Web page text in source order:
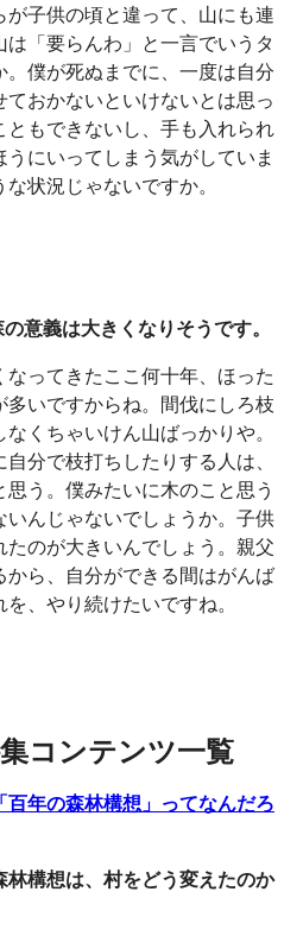
子供の頃と違って、山にも連
「要らんわ」と一言でいうタ
。僕が死ぬまでに、一度は自分
おかないといけないとは思っ
ともできないし、手も入れられ
にいってしまう気がしていま
状況じゃないですか。
意義は大きくなりそうです。
ってきたここ何十年、ほった
多いですからね。間伐にしろ枝
くちゃいけん山ばっかりや。
分で枝打ちしたりする人は、
う。僕みたいに木のこと思う
いんじゃないでしょうか。子供
のが大きいんでしょう。親父
から、自分ができる間はがんば
、やり続けたいですね。
集コンテンツ一覧
百年の森林構想」ってなんだろ
構想は、村をどう変えたのか